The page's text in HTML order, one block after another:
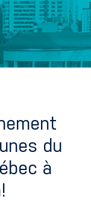
du
à